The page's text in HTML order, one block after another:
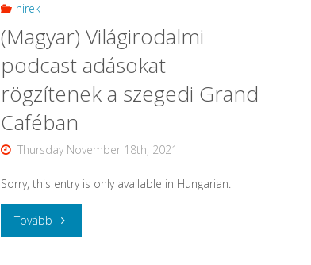
was
awarded
as
Best
hirek
(Magyar) Világirodalmi
podcast adásokat
rögzítenek a szegedi Grand
Caféban
Thursday November 18th, 2021
Sorry, this entry is only available in Hungarian.
Tovább"